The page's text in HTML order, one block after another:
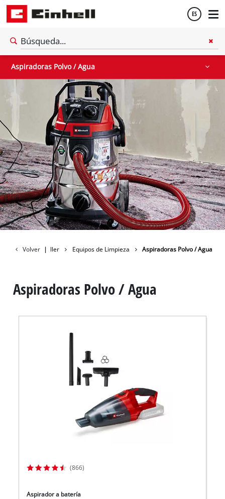
ES
Aspiradoras Polvo / Agua
Aspiradoras Polvo / Agua
Volver |Taller Equipos de Limpieza Aspiradoras Polvo / Agua
Aspiradoras Polvo / Agua
(866)
Aspirador a batería